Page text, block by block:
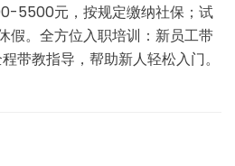
5500元，按规定缴纳社保；试
假。全方位入职培训：新员工带
带教指导，帮助新人轻松入门。